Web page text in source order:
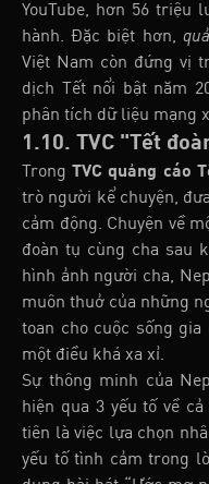
YouTube, hơn 56 triệu
hành. Đặc biệt hơn,
Việt Nam còn đứng vị
dịch Tết nổi bật năm
phân tích dữ liệu mạng
1.10. TVC "Tết
TrongTVC quảng cáo
trò người kể chuyện,
cảm động. Chuyện về
đoàn tụ cùng cha sau
hình ảnh người cha,
muôn thuở của những
toan cho cuộc sống
một điều khá xa xỉ.
Sự thông minh của
hiện qua 3 yếu tố về
tiên là việc lựa chọn
yếu tố tình cảm trong